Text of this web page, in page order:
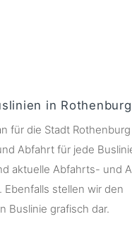
in
für die Stadt
Abfahrt für jede
aktuelle Abfahrts- und
stellen wir den
Buslinie grafisch dar.